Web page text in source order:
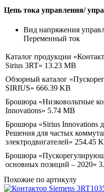
Цепь тока управления/
Вид напряжения
Переменный ток
Каталог продукции
Sirius 3RT» 13.23 MB
Обзорный каталог
SIRIUS» 666.39 KB
Брошюра «Низковольтные
Innovations» 5.74 MB
Брошюра «Sirius Innovations
Решения для частых
электродвигателей» 254.45
Брошюра
основных позиций – 2020»
Похожие по артикулу